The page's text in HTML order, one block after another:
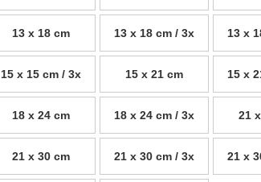
13 x 18 cm 13 x 18 cm / 3x 13 x
15 x 15 cm / 3x 15 x 21 cm 15 x
18 x 24 cm 18 x 24 cm / 3x 21
21 x 30 cm 21 x 30 cm / 3x 21 x